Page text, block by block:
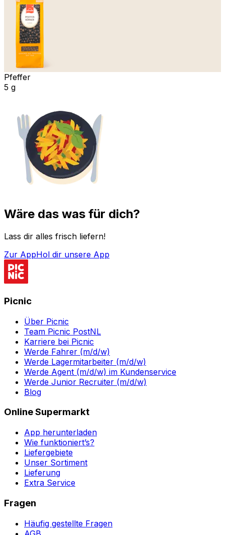
Pfeffer
5 g
Wäre das was für dich?
Lass dir alles frisch liefern!
Zur AppHol dir unsere App
Picnic
Über Picnic
Team Picnic PostNL
Karriere bei Picnic
Werde Fahrer (m/d/w)
Werde Lagermitarbeiter (m/d/w)
Werde Agent (m/d/w) im Kundenservice
Werde Junior Recruiter (m/d/w)
Blog
Online Supermarkt
App herunterladen
Wie funktioniert’s?
Liefergebiete
Unser Sortiment
Lieferung
Extra Service
Fragen
Häufig gestellte Fragen